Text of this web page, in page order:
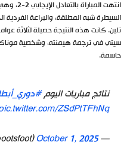
انتهت
السيطرة شبه المطلقة، والبراعة الفردية
تلين. كانت هذه النتيجة حصيلة لثلاثة
سيتي في ترجمة هيمنته، وشخصية
حاسمة.
نتائج مباريات اليوم
ZSdPtTFhNq
— Newspoots (@newspootsfoot)
October 1, 2025